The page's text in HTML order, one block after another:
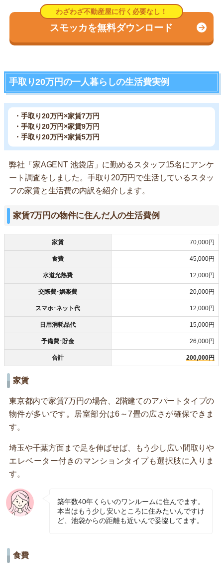
スモッカを無料ダウンロード
手取り20万円の一人暮らしの生活費実例
・手取り20万円×家賃7万円
・手取り20万円×家賃9万円
・手取り20万円×家賃5万円
弊社「家AGENT 池袋店」に勤めるスタッフ15名にアンケ
ート調査をしました。手取り20万円で生活しているスタッ
フの家賃と生活費の内訳を紹介します。
家賃7万円の物件に住んだ人の生活費例
家賃 70,000円
食費 45,000円
水道光熱費 12,000円
交際費･娯楽費 20,000円
スマホ･ネット代 12,000円
日用消耗品代 15,000円
予備費･貯金 26,000円
合計 200,000円
家賃
東京都内で家賃7万円の場合、2階建てのアパートタイプの
物件が多いです。居室部分は6～7畳の広さが確保できま
す。
埼玉や千葉方面まで足を伸ばせば、もう少し広い間取りや
エレベーター付きのマンションタイプも選択肢に入りま
す。
築年数40年くらいのワンルームに住んでます。
本当はもう少し安いところに住みたいんですけ
ど、池袋からの距離も近いんで妥協してます。
食費